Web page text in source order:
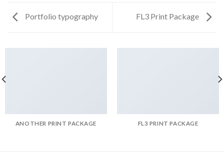
Portfolio typography FL3 Print Package
ANOTHER PRINT PACKAGE FL3 PRINT PACKAGE